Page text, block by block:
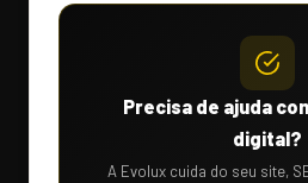
Precisa de ajuda
digital?
A Evolux cuida do seu site,